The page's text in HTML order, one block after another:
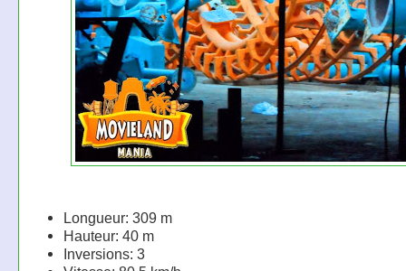
Longueur: 309 m
Hauteur: 40 m
Inversions: 3